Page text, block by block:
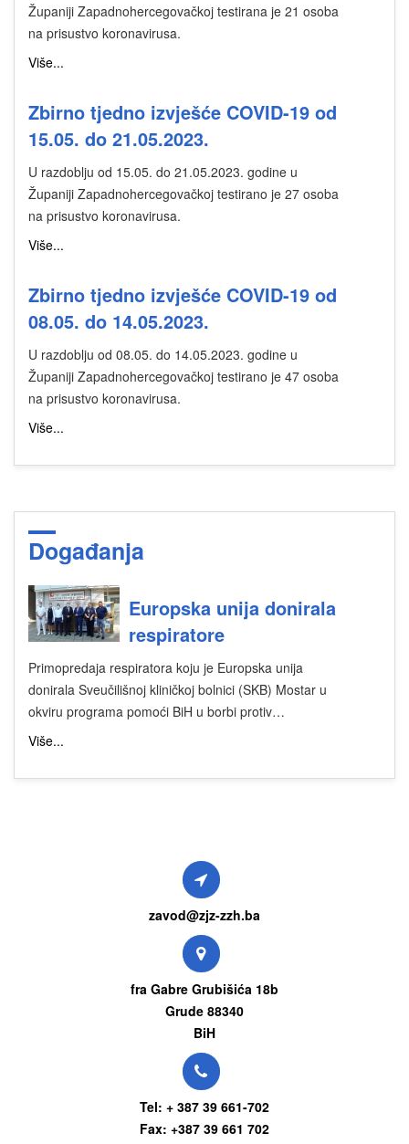
Županiji Zapadnohercegovačkoj testirana je 21 osoba
na prisustvo koronavirusa.
Više...
Zbirno tjedno izvješće COVID-19 od
15.05. do 21.05.2023.
U razdoblju od 15.05. do 21.05.2023. godine u
Županiji Zapadnohercegovačkoj testirano je 27 osoba
na prisustvo koronavirusa.
Više...
Zbirno tjedno izvješće COVID-19 od
08.05. do 14.05.2023.
U razdoblju od 08.05. do 14.05.2023. godine u
Županiji Zapadnohercegovačkoj testirano je 47 osoba
na prisustvo koronavirusa.
Više...
Događanja
Europska unija donirala
respiratore
Primopredaja respiratora koju je Europska unija
donirala Sveučilišnoj kliničkoj bolnici (SKB) Mostar u
okviru programa pomoći BiH u borbi protiv…
Više...
zavod@zjz-zzh.ba
fra Gabre Grubišića 18b
Grude 88340
BiH
Tel: + 387 39 661-702
Fax: +387 39 661 702